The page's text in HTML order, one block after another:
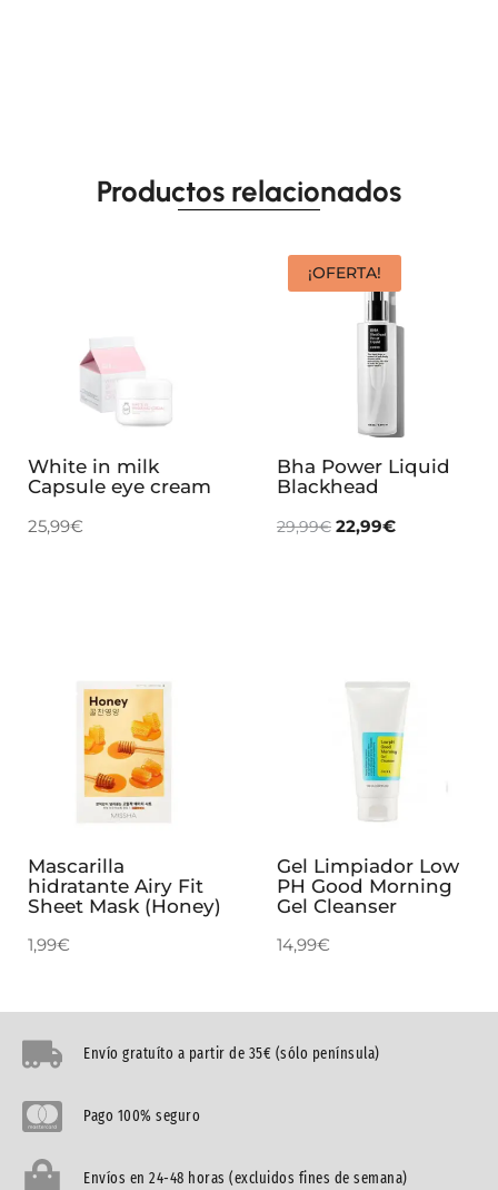
Productos relacionados
White in milk
Capsule eye cream
25,99€
¡OFERTA!
Bha Power Liquid
Blackhead
29,99€ 22,99€
Mascarilla
hidratante Airy Fit
Sheet Mask (Honey)
1,99€
Gel Limpiador Low
PH Good Morning
Gel Cleanser
14,99€
Envío gratuíto a partir de 35€ (sólo península)
Pago 100% seguro
Envíos en 24-48 horas (excluidos fines de semana)